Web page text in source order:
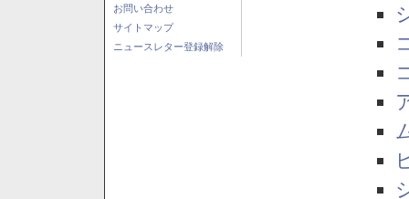
お問い合わせ
サイトマップ
ニュースレター登録解除